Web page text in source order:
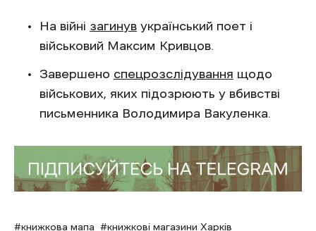
На війні загинув український поет і
військовий Максим Кривцов.
Завершено спецрозслідування щодо
військових, яких підозрюють у вбивстві
письменника Володимира Вакуленка.
книжкова мапа
книжкові магазини Харків